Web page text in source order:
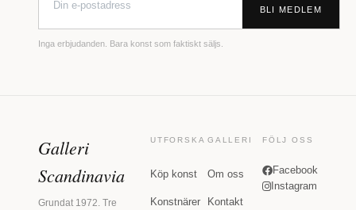
BLI MEDLEM
Inga erbjudanden. Bara konst som faktiskt säljs.
Galleri
Scandinavia
Grundat 1972. Tre
UTFORSKA
Köp konst
Konstnärer
GALLERI
Om oss
Kontakt
FÖLJ OSS
Facebook
Instagram